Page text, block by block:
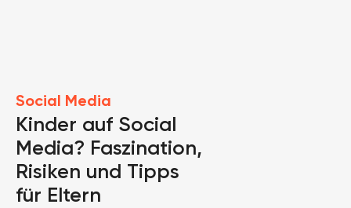
Social Media
Kinder auf Social
Media? Faszination,
Risiken und Tipps
für Eltern